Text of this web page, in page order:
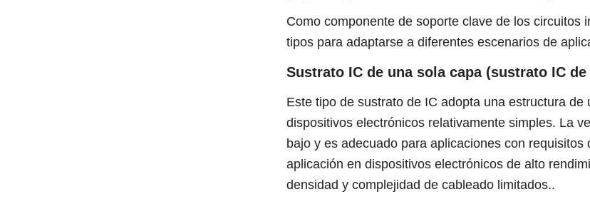
Como componente de soporte clave de los circuitos
tipos para adaptarse a diferentes escenarios de
Sustrato IC de una sola capa (sustrato IC
Este tipo de sustrato de IC adopta una estructura
dispositivos electrónicos relativamente simples. La
bajo y es adecuado para aplicaciones con
aplicación en dispositivos electrónicos de alto
densidad y complejidad de cableado limitados..